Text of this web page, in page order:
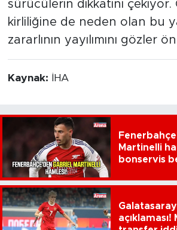
sürücülerin dikkatini çekiyor.
kirliliğine de neden olan bu
zararlının yayılımını gözler
Kaynak: İHA
Martinelli
bonservis